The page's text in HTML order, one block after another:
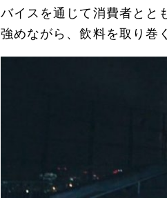
バイスを通じて消費者とと
強めながら、飲料を取り巻